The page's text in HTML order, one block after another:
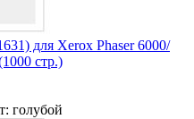
для Xerox Phaser 6000/
стр.)
голубой